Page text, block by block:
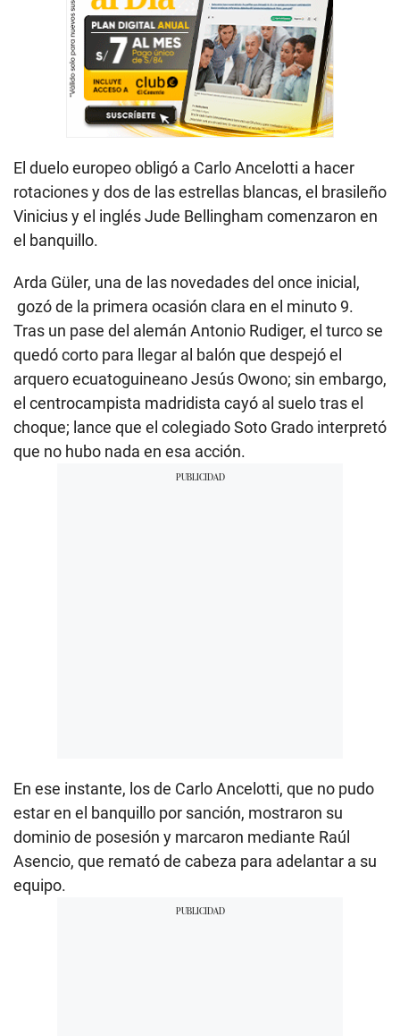
El duelo europeo obligó a Carlo Ancelotti a hacer
rotaciones y dos de las estrellas blancas, el brasileño
Vinicius y el inglés Jude Bellingham comenzaron en
el banquillo.
Arda Güler, una de las novedades del once inicial,
gozó de la primera ocasión clara en el minuto 9.
Tras un pase del alemán Antonio Rudiger, el turco se
quedó corto para llegar al balón que despejó el
arquero ecuatoguineano Jesús Owono; sin embargo,
el centrocampista madridista cayó al suelo tras el
choque; lance que el colegiado Soto Grado interpretó
que no hubo nada en esa acción.
En ese instante, los de Carlo Ancelotti, que no pudo
estar en el banquillo por sanción, mostraron su
dominio de posesión y marcaron mediante Raúl
Asencio, que remató de cabeza para adelantar a su
equipo.